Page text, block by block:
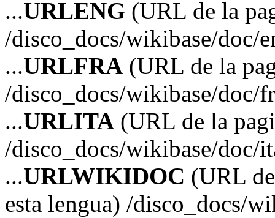
...URLENG (URL de la
/disco_docs/wikibase/
...URLFRA (URL de la
/disco_docs/wikibase/
...URLITA (URL de la
/disco_docs/wikibase/
...URLWIKIDOC (URL
esta lengua) /disco_docs/